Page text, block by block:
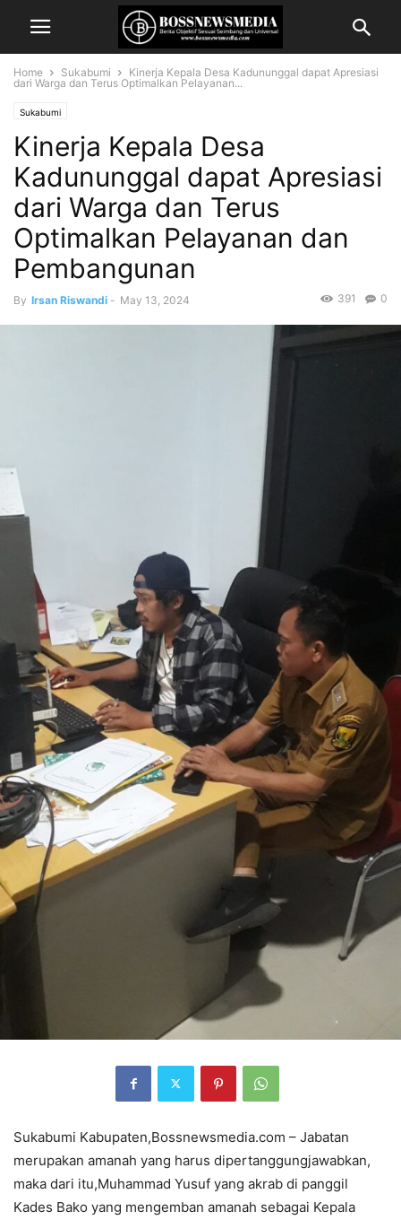
Home Sukabumi
Kinerja Kepala Desa Kadununggal dapat Apresiasi
dari Warga dan Terus Optimalkan Pelayanan...
Sukabumi
Kinerja Kepala Desa
Kadununggal dapat Apresiasi
dari Warga dan Terus
Optimalkan Pelayanan dan
Pembangunan
By Irsan Riswandi - May 13, 2024 0
391
Sukabumi Kabupaten,Bossnewsmedia.com – Jabatan
merupakan amanah yang harus dipertanggungjawabkan,
maka dari itu,Muhammad Yusuf yang akrab di panggil
Kades Bako yang mengemban amanah sebagai Kepala